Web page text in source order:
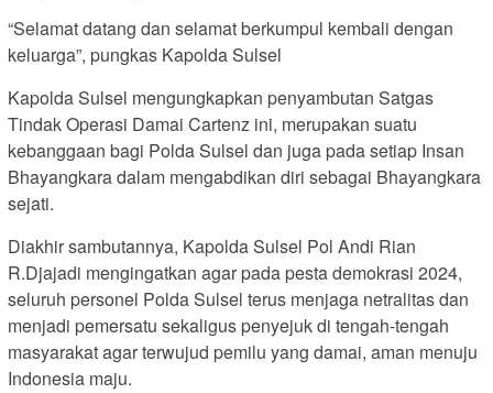
“Selamat datang dan selamat berkumpul kembali dengan
keluarga”, pungkas Kapolda Sulsel
Kapolda Sulsel mengungkapkan penyambutan Satgas
Tindak Operasi Damai Cartenz ini, merupakan suatu
kebanggaan bagi Polda Sulsel dan juga pada setiap Insan
Bhayangkara dalam mengabdikan diri sebagai Bhayangkara
sejati.
Diakhir sambutannya, Kapolda Sulsel Pol Andi Rian
R.Djajadi mengingatkan agar pada pesta demokrasi 2024,
seluruh personel Polda Sulsel terus menjaga netralitas dan
menjadi pemersatu sekaligus penyejuk di tengah-tengah
masyarakat agar terwujud pemilu yang damai, aman menuju
Indonesia maju.